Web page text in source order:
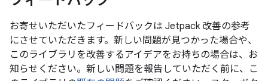
お寄せいただいたフィードバックは Jetpack 改善の参考
にさせていただきます。新しい問題が見つかった場合や、
このライブラリを改善するアイデアをお持ちの場合は、お
知らせください。新しい問題を報告していただく前に、こ